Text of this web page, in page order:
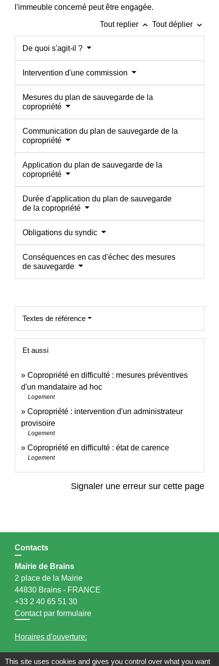
l'immeuble concerné peut être engagée.
Tout replier keyboard_arrow_up Tout déplier keyboard_arrow_down
De quoi s'agit-il ?
Intervention d'une commission
Mesures du plan de sauvegarde de la
copropriété
Communication du plan de sauvegarde de la
copropriété
Application du plan de sauvegarde de la
copropriété
Durée d'application du plan de sauvegarde
de la copropriété
Obligations du syndic
Conséquences en cas d'échec des mesures
de sauvegarde
Textes de référence
Et aussi
Copropriété en difficulté : mesures préventives
d'un mandataire ad hoc
Logement
Copropriété : intervention d'un administrateur
provisoire
Logement
Copropriété en difficulté : état de carence
Logement
Signaler une erreur sur cette page
Contacts
Mairie de Brains
2 place de la Mairie
44830 Brains - FRANCE
+33 2 40 65 51 30
Contact par formulaire
Horaires d'ouverture:
Lundi : 14h - 17h
This site uses cookies and gives you control over what you want